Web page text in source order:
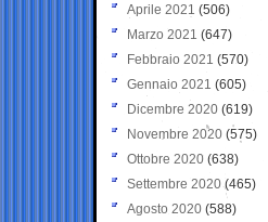
Aprile 2021 (506)
Marzo 2021 (647)
Febbraio 2021 (570)
Gennaio 2021 (605)
Dicembre 2020 (619)
Novembre 2020 (575)
Ottobre 2020 (638)
Settembre 2020(465)
Agosto 2020 (588)